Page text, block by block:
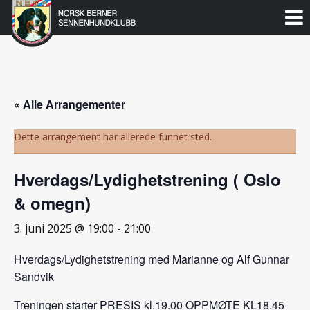
Gå
Norsk
Berner
« Alle Arrangementer
Dette arrangement har allerede funnet sted.
Hverdags/Lydighetstrening ( Oslo
& omegn)
3. juni 2025 @ 19:00 - 21:00
Hverdags/Lydighetstrening med Marianne og Alf Gunnar
Sandvik
Treningen starter PRESIS kl.19.00 OPPMØTE KL18.45